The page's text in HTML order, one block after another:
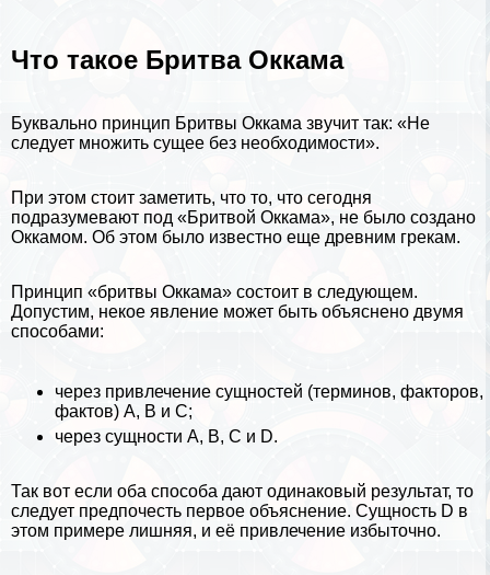
Что такое Бритва Оккама
Буквально принцип Бритвы Оккама звучит так: «Не
следует множить сущее без необходимости».
При этом стоит заметить, что то, что сегодня
подразумевают под «Бритвой Оккама», не было создано
Оккамом. Об этом было известно еще древним грекам.
Принцип «бритвы Оккама» состоит в следующем.
Допустим, некое явление может быть объяснено двумя
способами:
через привлечение сущностей (терминов, факторов,
фактов) А, В и С;
через сущности А, В, С и D.
Так вот если оба способа дают одинаковый результат, то
следует предпочесть первое объяснение. Сущность D в
этом примере лишняя, и её привлечение избыточно.